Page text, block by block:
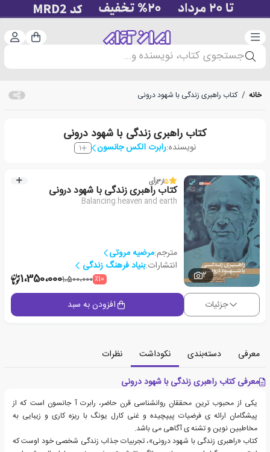
دسته‌بندی سبد
جستجوی کتاب، نویسنده و...
خانه / کتاب راهبری زندگی با شهود درونی
کتاب راهبری زندگی با شهود درونی
نویسنده:رابرت الکس جانسون 1
2
5از3رأی
کتاب راهبری زندگی با شهود درونی
Balancing heaven and earth
مترجم:مرضیه مروتی
انتشارات:بنیاد فرهنگ زندگی
٪101،500،0001،350،000
جزئیات افزودن به سبد
معرفی دسته‌بندی نکوداشت
نظرات
معرفی کتاب راهبری زندگی با شهود درونی
یکی از محبوب ترین محققان روانشناسی قرن حاضر، رابرت آ جانسون است که از
پیشگامان ارائه ی فرضیات پیپچیده و غنی کارل یونگ با ریزه کاری و زیبایی به
مخاطبین نوین و تشنه ی آگاهی می باشد.
کتاب «راهبری زندگی با شهود درونی»، تجربیات جذاب زندگی شخصی خود اوست که